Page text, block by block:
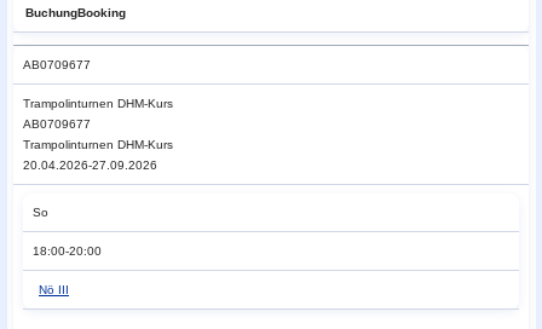
BuchungBooking
AB0709677
Trampolinturnen DHM-Kurs
AB0709677
Trampolinturnen DHM-Kurs
20.04.2026-27.09.2026
So
18:00-20:00
Nö III